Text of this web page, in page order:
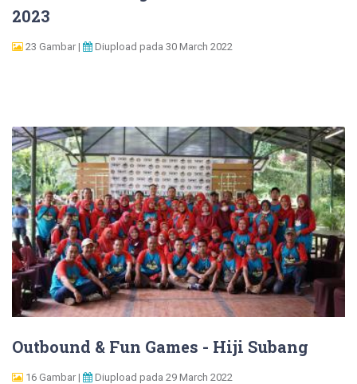
2023
23 Gambar | Diupload pada 30 March 2022
Outbound & Fun Games - Hiji Subang
16 Gambar | Diupload pada 29 March 2022